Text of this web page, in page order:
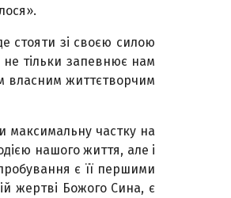
стояти зі своєю силою
не тільки запевнює нам
власним життєтворчим
максимальну частку на
нашого життя, але і
є її першими
жертві Божого Сина, є